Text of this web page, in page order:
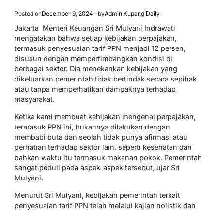
Posted onDecember 9, 2024 byAdmin Kupang Daily
Jakarta  Menteri Keuangan Sri Mulyani Indrawati
mengatakan bahwa setiap kebijakan perpajakan,
termasuk penyesuaian tarif PPN menjadi 12 persen,
disusun dengan mempertimbangkan kondisi di
berbagai sektor. Dia menekankan kebijakan yang
dikeluarkan pemerintah tidak bertindak secara sepihak
atau tanpa memperhatikan dampaknya terhadap
masyarakat.
Ketika kami membuat kebijakan mengenai perpajakan,
termasuk PPN ini, bukannya dilakukan dengan
membabi buta dan seolah tidak punya afirmasi atau
perhatian terhadap sektor lain, seperti kesehatan dan
bahkan waktu itu termasuk makanan pokok. Pemerintah
sangat peduli pada aspek-aspek tersebut, ujar Sri
Mulyani.
Menurut Sri Mulyani, kebijakan pemerintah terkait
penyesuaian tarif PPN telah melalui kajian holistik dan